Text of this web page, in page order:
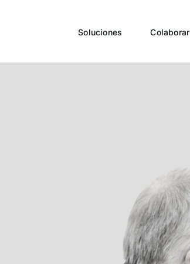
Soluciones Colaborar